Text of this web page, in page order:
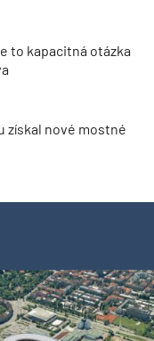
to kapacitná otázka
získal nové mostné